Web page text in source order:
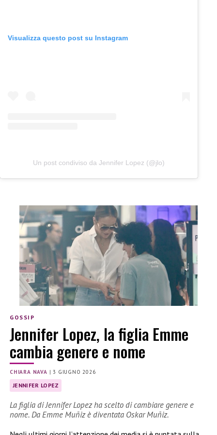
Visualizza questo post su Instagram
Un post condiviso da Jennifer Lopez (@jlo)
GOSSIP
Jennifer Lopez, la figlia Emme
cambia genere e nome
CHIARA NAVA |3 GIUGNO 2026
JENNIFER LOPEZ
La figlia di Jennifer Lopez ha scelto di cambiare genere e
nome. Da Emme Muñiz è diventata Oskar Muñiz.